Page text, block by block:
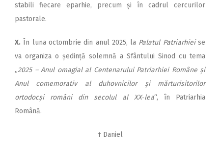
stabili fiecare eparhie, precum și în cadrul cercurilor
pastorale.
X. În luna octombrie din anul 2025, la Palatul Patriarhieise
va organiza o ședință solemnă a Sfântului Sinod cu tema
„2025 – Anul omagial al Centenarului Patriarhiei Române și
Anul comemorativ al duhovnicilor și mărturisitorilor
ortodocși români din secolul al XX‑lea“, în Patriarhia
Română.
† Daniel